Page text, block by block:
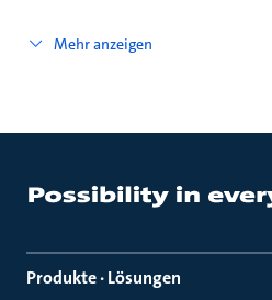
Mehr anzeigen
Produkte · Lösungen